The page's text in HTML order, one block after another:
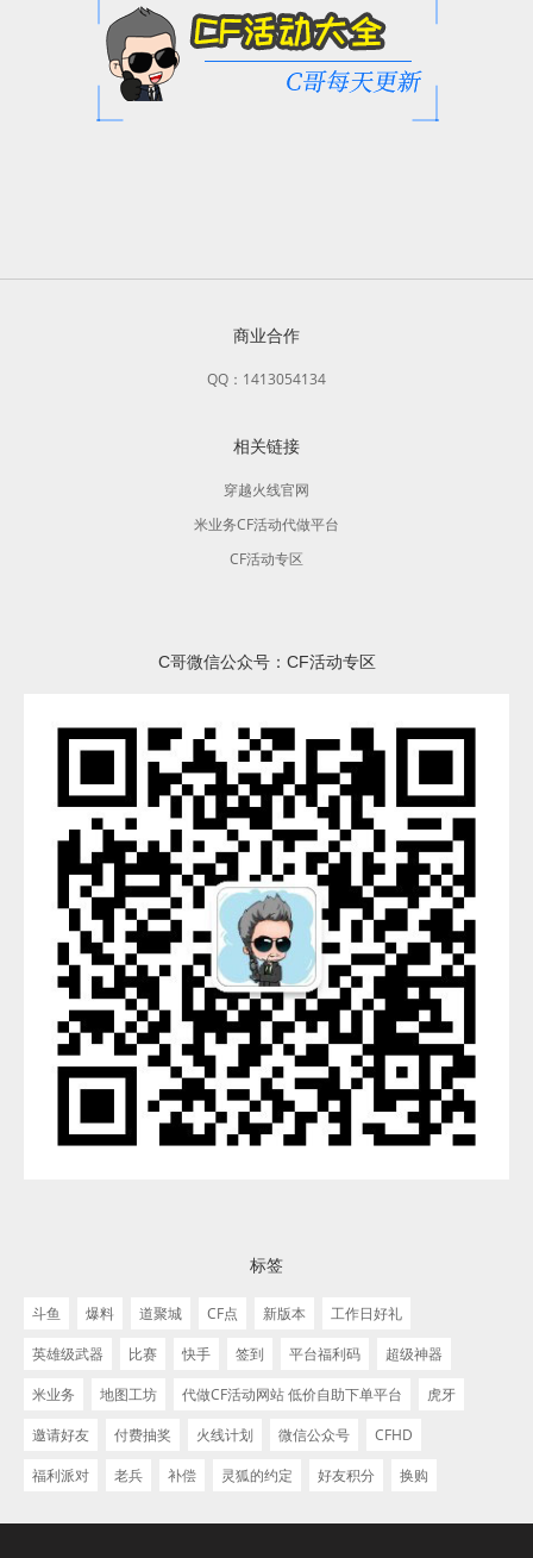
商业合作
QQ：1413054134
相关链接
穿越火线官网
米业务CF活动代做平台
CF活动专区
C哥微信公众号：CF活动专区
标签
斗鱼 爆料 道聚城 CF点 新版本
工作日好礼
英雄级武器
比赛 快手 签到 平台福利码
超级神器
米业务
地图工坊 代做CF活动网站 低价自助下单平台
虎牙
邀请好友
付费抽奖 火线计划 微信公众号
CFHD
福利派对
老兵 补偿 灵狐的约定 好友积分 换购